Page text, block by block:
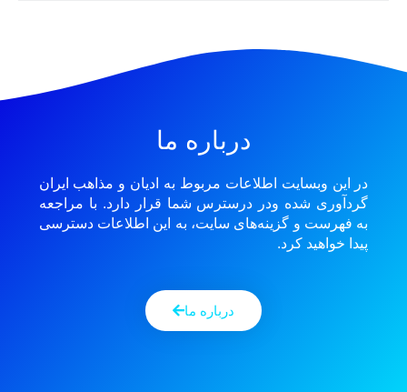
درباره ما
در این وبسایت اطلاعات مربوط به ادیان و مذاهب ایران
گردآوری شده ودر درسترس شما قرار دارد. با مراجعه
به فهرست و گزینه‌های سایت، به این اطلاعات دسترسی
پیدا خواهید کرد.
درباره ما